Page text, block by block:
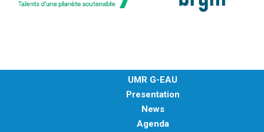
UMR G-EAU
Presentation
News
Agenda